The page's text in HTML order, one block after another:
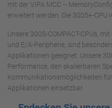
mit der VIPA MCC –
erweitert werden. Die 300S+-
Unsere 300S-COMPACT-CPUs,
und E/A-Peripherie, sind
Applikationen geeignet. Unsere
Performance, den skalierbaren
Kommunikationsmöglichkeiten
Applikationen einsetzbar.